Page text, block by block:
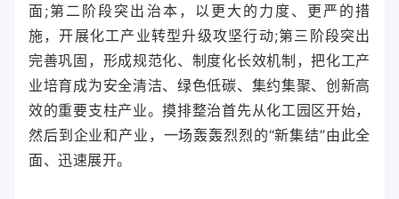
面;第二阶段突出治本，以更大的力度、更严的措
施，开展化工产业转型升级攻坚行动;第三阶段突出
完善巩固，形成规范化、制度化长效机制，把化工产
业培育成为安全清洁、绿色低碳、集约集聚、创新高
效的重要支柱产业。摸排整治首先从化工园区开始，
然后到企业和产业，一场轰轰烈烈的“新集结”由此全
面、迅速展开。